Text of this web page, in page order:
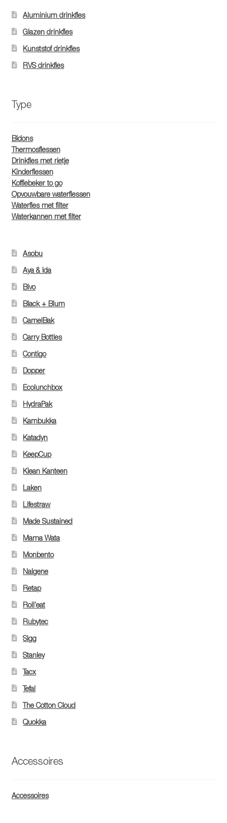
Aluminium drinkfles
Glazen drinkfles
Kunststof drinkfles
RVS drinkfles
Type
Bidons
Thermosflessen
Drinkfles met rietje
Kinderflessen
Koffiebeker to go
Opvouwbare waterflessen
Waterfles met filter
Waterkannen met filter
Asobu
Aya & Ida
Bivo
Black + Blum
CamelBak
Carry Bottles
Contigo
Dopper
Ecolunchbox
HydraPak
Kambukka
Katadyn
KeepCup
Klean Kanteen
Laken
Lifestraw
Made Sustained
Mama Wata
Monbento
Nalgene
Retap
Roll’eat
Rubytec
Sigg
Stanley
Tacx
Tefal
The Cotton Cloud
Quokka
Accessoires
Accessoires